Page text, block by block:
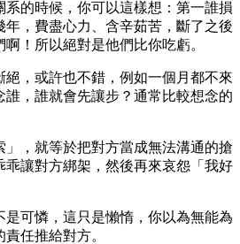
系的時候，你可以這樣想：第一誰損
年，費盡心力、含辛茹苦，斷了之後
！所以絕對是他們比你吃虧。
，或許也不錯，例如一個月都不來
，誰就會先讓步？通常比較想念的
，就等於把對方當成無法溝通的搶
乖讓對方綁架，然後再來哀怨「我好
可憐，這只是懶惰，你以為無能為
任推給對方。